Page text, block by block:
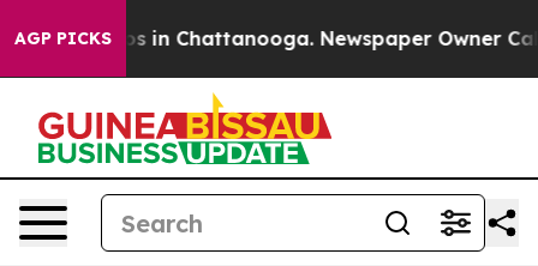
AGP PICKS
Chaos in Chattanooga. Newspaper Owner